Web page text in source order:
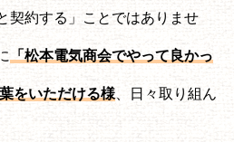
契約する」ことではありませ
「松本電気商会でやって良かっ
をいただける様、日々取り組ん